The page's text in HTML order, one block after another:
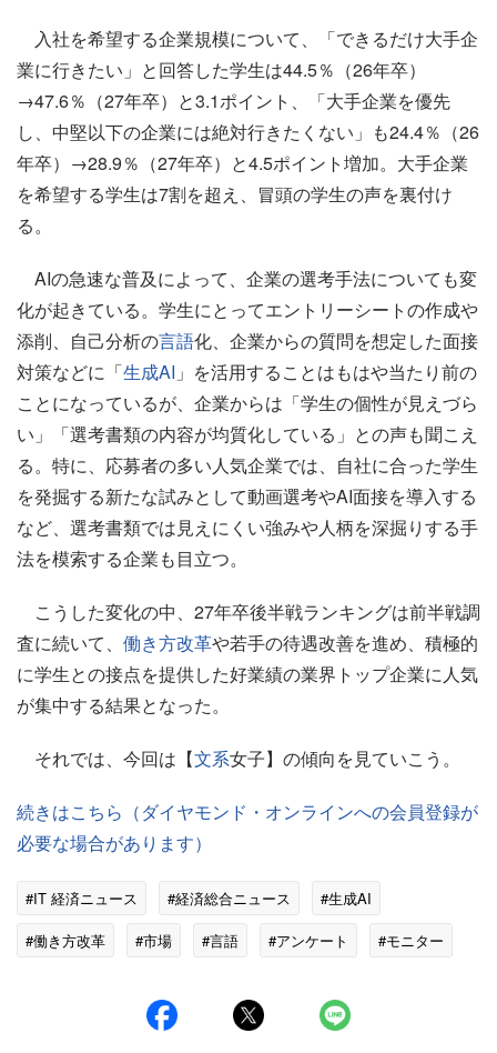
入社を希望する企業規模について、「できるだけ大手企
業に行きたい」と回答した学生は44.5％（26年卒）
→47.6％（27年卒）と3.1ポイント、「大手企業を優先
し、中堅以下の企業には絶対行きたくない」も24.4％（26
年卒）→28.9％（27年卒）と4.5ポイント増加。大手企業
を希望する学生は7割を超え、冒頭の学生の声を裏付け
る。
AIの急速な普及によって、企業の選考手法についても変
化が起きている。学生にとってエントリーシートの作成や
添削、自己分析の言語化、企業からの質問を想定した面接
対策などに「生成AI 」を活用することはもはや当たり前の
ことになっているが、企業からは「学生の個性が見えづら
い」「選考書類の内容が均質化している」との声も聞こえ
る。特に、応募者の多い人気企業では、自社に合った学生
を発掘する新たな試みとして動画選考やAI面接を導入する
など、選考書類では見えにくい強みや人柄を深掘りする手
法を模索する企業も目立つ。
こうした変化の中、27年卒後半戦ランキングは前半戦調
査に続いて、 働き方改革や若手の待遇改善を進め、積極的
に学生との接点を提供した好業績の業界トップ企業に人気
が集中する結果となった。
それでは、今回は【文系女子】の傾向を見ていこう。
続きはこちら（ダイヤモンド・オンラインへの会員登録が
必要な場合があります）
#IT 経済ニュース #経済総合ニュース
#生成AI
#働き方改革
#市場 #言語 #アンケート
#モニター